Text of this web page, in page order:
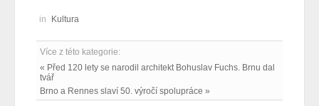
in Kultura
Více z této kategorie:
« Před 120 lety se narodil architekt Bohuslav Fuchs. Brnu dal
tvář
Brno a Rennes slaví 50. výročí spolupráce »